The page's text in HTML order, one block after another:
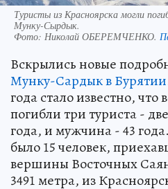
Туристы из Красноярска могли
Мунку-Сырдык.
Фото: Николай ОБЕРЕМЧЕНКО.
Вскрылись новые
Мунку-Сардык в
года стало известно,
погибли три туриста -
года, и мужчина - 43
было 15 человек,
вершины Восточных
3491 метра, из